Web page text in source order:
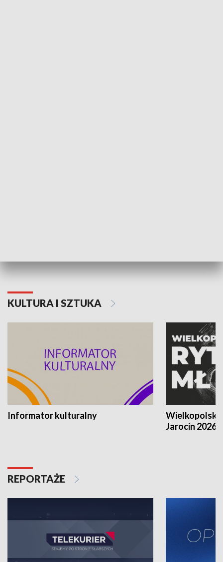
KULTURA I SZTUKA
Informator kulturalny
Jarocin 2026
REPORTAŻE